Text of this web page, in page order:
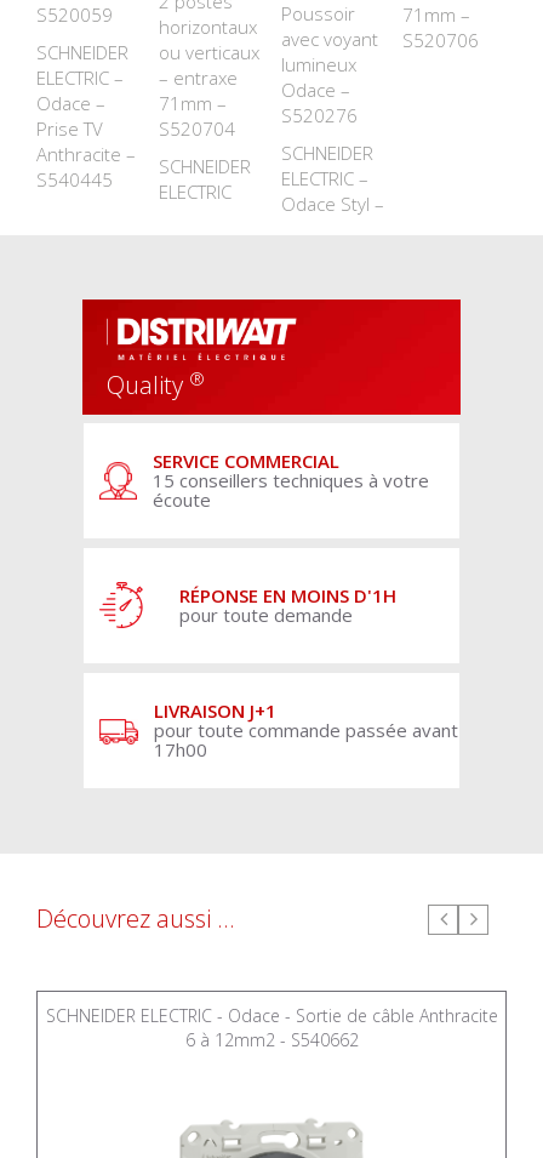
S520059
SCHNEIDER
ELECTRIC –
Odace –
Prise TV
Anthracite –
S540445
horizontaux
ou verticaux
– entraxe
71mm –
S520704
SCHNEIDER
ELECTRIC
Poussoir
avec voyant
lumineux
Odace –
S520276
SCHNEIDER
ELECTRIC –
Odace Styl –
71mm –
S520706
Quality ®
SERVICE COMMERCIAL
15 conseillers techniques à votre
écoute
RÉPONSE EN MOINS D'1H
pour toute demande
LIVRAISON J+1
pour toute commande passée avant
17h00
Découvrez aussi ...
SCHNEIDER ELECTRIC - Odace - Sortie de câble Anthracite
6 à 12mm2 - S540662